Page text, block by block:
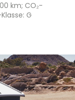
km; CO₂-
G